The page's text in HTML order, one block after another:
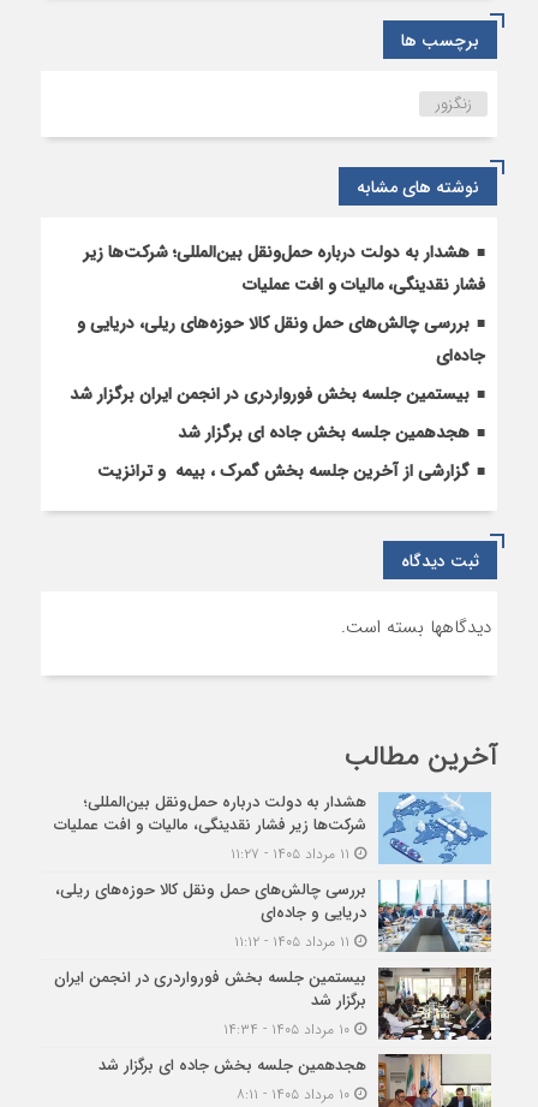
ارمنستان،
به
اروپا
را
می‌کند؟
برچسب ها
زنگزور
نوشته های مشابه
هشدار به دولت درباره حمل‌ونقل بین‌المللی؛ شرکت‌ها زیر
فشار نقدینگی، مالیات و افت عملیات
بررسی چالش‌های حمل ونقل کالا حوزه‌های ریلی، دریایی و
جاده‌ای
بیستمین جلسه بخش فورواردری در انجمن ایران برگزار شد
هجدهمین جلسه بخش جاده ای برگزار شد
گزارشی از آخرین جلسه بخش گمرک ، بیمه و ترانزیت
ثبت دیدگاه
دیدگاهها بسته است.
آخرین مطالب
هشدار به دولت درباره حمل‌ونقل بین‌المللی؛
شرکت‌ها زیر فشار نقدینگی، مالیات و افت عملیات
بررسی چالش‌های حمل ونقل کالا حوزه‌های ریلی،
دریایی و جاده‌ای
بیستمین جلسه بخش فورواردری در انجمن ایران
برگزار شد
۱۰ مرداد ۱۴۰۵ - ۱۴:۳۴
هجدهمین جلسه بخش جاده ای برگزار شد
۱۰ مرداد ۱۴۰۵ - ۸:۱۱